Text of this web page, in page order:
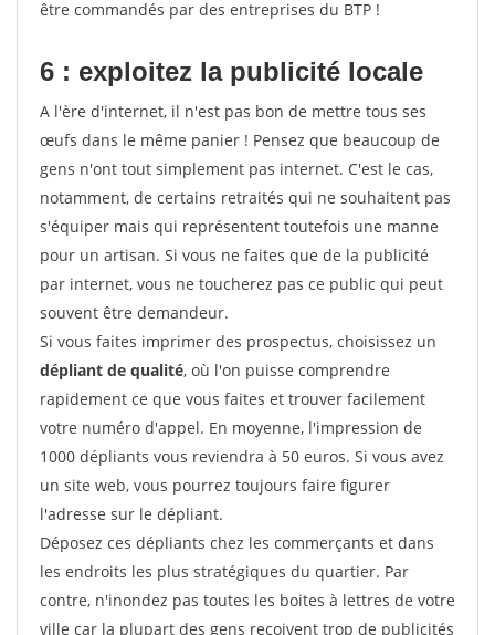
être commandés par des entreprises du BTP !
6 : exploitez la publicité locale
A l'ère d'internet, il n'est pas bon de mettre tous ses
œufs dans le même panier ! Pensez que beaucoup de
gens n'ont tout simplement pas internet. C'est le cas,
notamment, de certains retraités qui ne souhaitent pas
s'équiper mais qui représentent toutefois une manne
pour un artisan. Si vous ne faites que de la publicité
par internet, vous ne toucherez pas ce public qui peut
souvent être demandeur.
Si vous faites imprimer des prospectus, choisissez un
dépliant de qualité, où l'on puisse comprendre
rapidement ce que vous faites et trouver facilement
votre numéro d'appel. En moyenne, l'impression de
1000 dépliants vous reviendra à 50 euros. Si vous avez
un site web, vous pourrez toujours faire figurer
l'adresse sur le dépliant.
Déposez ces dépliants chez les commerçants et dans
les endroits les plus stratégiques du quartier. Par
contre, n'inondez pas toutes les boites à lettres de votre
ville car la plupart des gens reçoivent trop de publicités